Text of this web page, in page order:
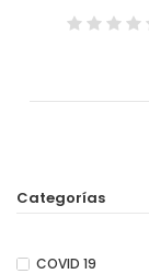
Categorías
COVID 19